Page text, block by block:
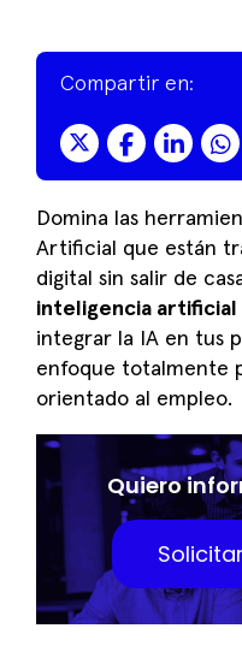
Compartir en:
Domina las
Artificial que están
digital sin salir de
inteligencia artificial
integrar la IA en tus
enfoque totalmente
orientado al empleo.
Quiero